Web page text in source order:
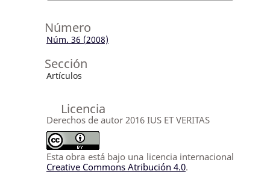
Número
Núm. 36 (2008)
Sección
Artículos
Licencia
Derechos de autor 2016 IUS ET VERITAS
Esta obra está bajo una licencia internacional
Creative Commons Atribución 4.0.